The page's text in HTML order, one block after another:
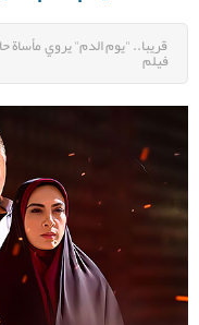
قريبا.. "يوم الدم" يروي مأساة
فيلم